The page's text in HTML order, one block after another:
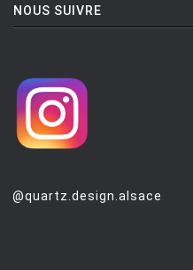
NOUS SUIVRE
@quartz.design.alsace